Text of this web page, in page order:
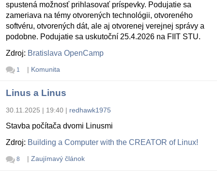
spustená možnosť prihlasovať príspevky. Podujatie sa
zameriava na témy otvorených technológii, otvoreného
softvéru, otvorených dát, ale aj otvorenej verejnej správy a
podobne. Podujatie sa uskutoční 25.4.2026 na FIIT STU.
Zdroj: Bratislava OpenCamp
1 | Komunita
Linus a Linus
30.11.2025 | 19:40 | redhawk1975
Stavba počítača dvomi Linusmi
Zdroj: Building a Computer with the CREATOR of Linux!
8 | Zaujímavý článok